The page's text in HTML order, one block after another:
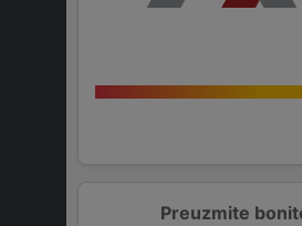
Preuzmite